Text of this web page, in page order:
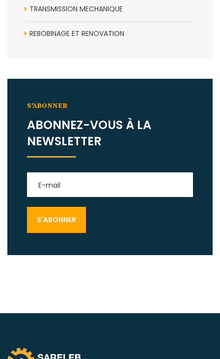
TRANSMISSION MECHANIQUE
REBOBINAGE ET RENOVATION
S'ABONNER
ABONNEZ-VOUS À LA
NEWSLETTER